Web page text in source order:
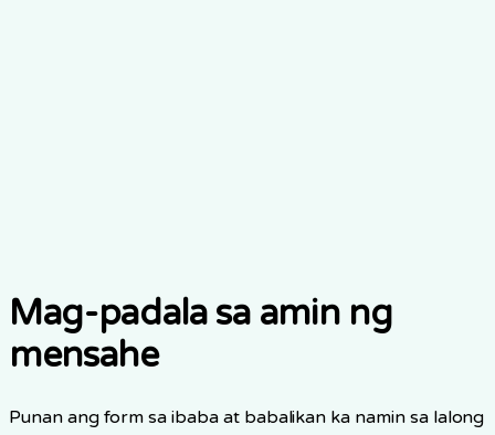
Mag-padala sa amin ng
mensahe
Punan ang form sa ibaba at babalikan ka namin sa lalong